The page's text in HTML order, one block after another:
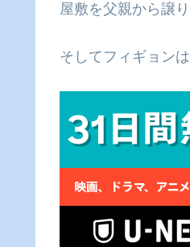
屋敷を父親から譲
そしてフィギョン